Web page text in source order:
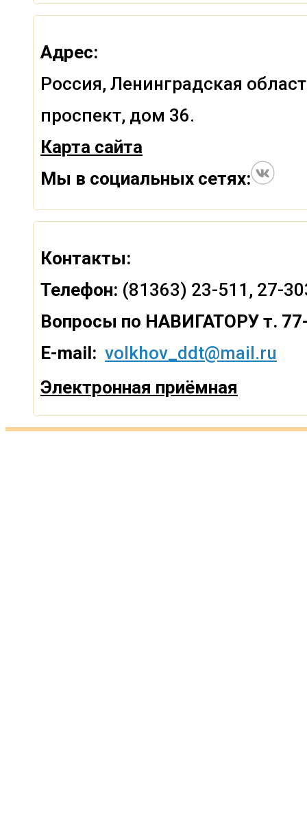
Адрес:
Россия, Ленинградская
проспект, дом 36.
Карта сайта
Мы в социальных сетях:
Контакты:
Телефон: (81363) 23-511, 27-
Вопросы по НАВИГАТОРУ т.
E-mail: volkhov_ddt@mail.ru
Электронная приёмная